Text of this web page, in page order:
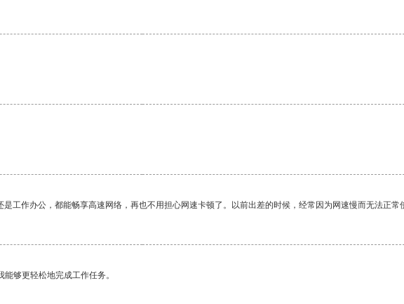
工作办公，都能畅享高速网络，再也不用担心网速卡顿了。以前出差的时候，经常因为网速慢而无法正常
够更轻松地完成工作任务。